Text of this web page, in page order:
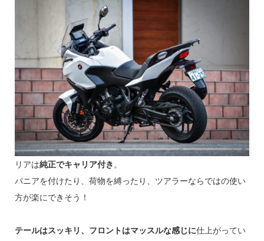
リアは純正でキャリア付き 。
パニアを付けたり、荷物を縛ったり、ツアラーならではの使い
方が楽にできそう！
テールはスッキリ、フロントはマッスルな感じに仕上がってい